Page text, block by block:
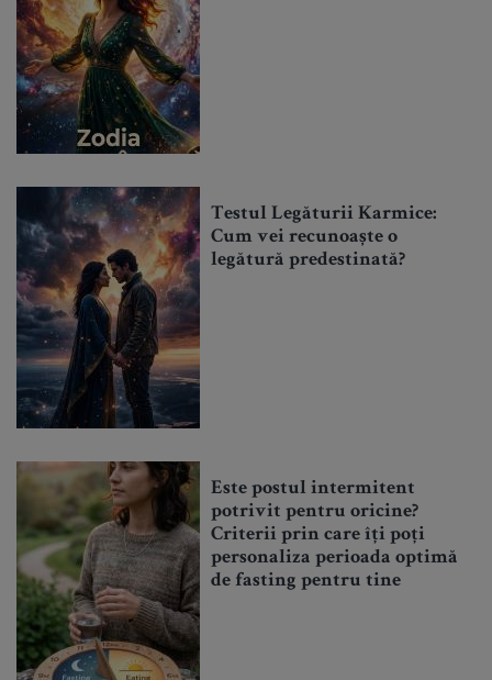
Testul Legăturii Karmice:
Cum vei recunoaște o
legătură predestinată?
Este postul intermitent
potrivit pentru oricine?
Criterii prin care îți poți
personaliza perioada optimă
de fasting pentru tine